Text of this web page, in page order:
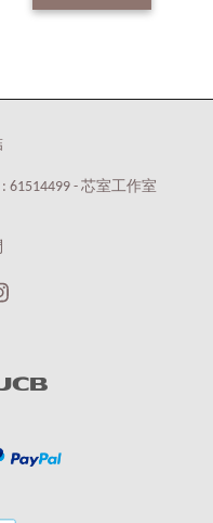
: 61514499 - 芯室工作室